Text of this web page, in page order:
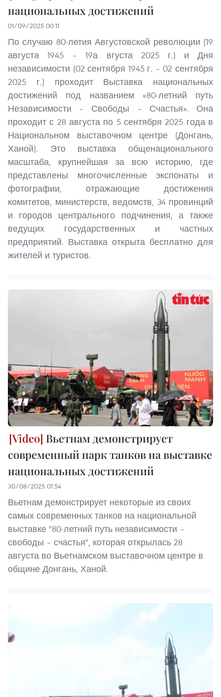
национальных достижений
01/09/2025 00:11
По случаю 80-летия Августовской революции (19
августа 1945 – 19а вгуста 2025 г.) и Дня
независимости (02 сентября 1945 г. – 02 сентября
2025 г.) проходит Выставка национальных
достижений под названием «80-летний путь
Независимости – Свободы – Счастья». Она
проходит с 28 августа по 5 сентября 2025 года в
Национальном выставочном центре (Донгань,
Ханой). Это выставка общенационального
масштаба, крупнейшая за всю историю, где
представлены многочисленные экспонаты и
фотографии, отражающие достижения
комитетов, министерств, ведомств, 34 провинций
и городов центрального подчинения, а также
ведущих государственных и частных
предприятий. Выставка открыта бесплатно для
жителей и туристов.
Вьетнам демонстрирует
современный парк танков на выставке
национальных достижений
30/08/2025 01:54
Вьетнам демонстрирует некоторые из своих
самых современных танков на национальной
выставке "80-летний путь независимости –
свободы – счастья", которая открылась 28
августа во Вьетнамском выставочном центре в
общине Донгань, Ханой.